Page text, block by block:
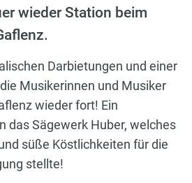
wieder Station beim
Darbietungen und einer
Musikerinnen und Musiker
wieder fort! Ein
das Sägewerk Huber, welches
süße Köstlichkeiten für die
stellte!